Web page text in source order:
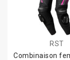
RST
Combinaison